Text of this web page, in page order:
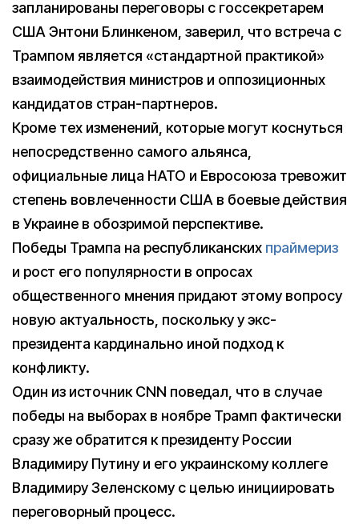
запланированы переговоры с госсекретарем
США Энтони Блинкеном, заверил, что встреча с
Трампом является «стандартной практикой»
взаимодействия министров и оппозиционных
кандидатов стран-партнеров.
Кроме тех изменений, которые могут коснуться
непосредственно самого альянса,
официальные лица НАТО и Евросоюза тревожит
степень вовлеченности США в боевые действия
в Украине в обозримой перспективе.
Победы Трампа на республиканских праймериз
и рост его популярности в опросах
общественного мнения придают этому вопросу
новую актуальность, поскольку у экс-
президента кардинально иной подход к
конфликту.
Один из источник CNN поведал, что в случае
победы на выборах в ноябре Трамп фактически
сразу же обратится к президенту России
Владимиру Путину и его украинскому коллеге
Владимиру Зеленскому с целью инициировать
переговорный процесс.